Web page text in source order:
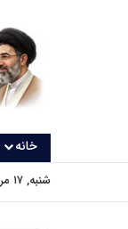
خانه
شنبه, ۱۷ مرداد ۱۴۰۵